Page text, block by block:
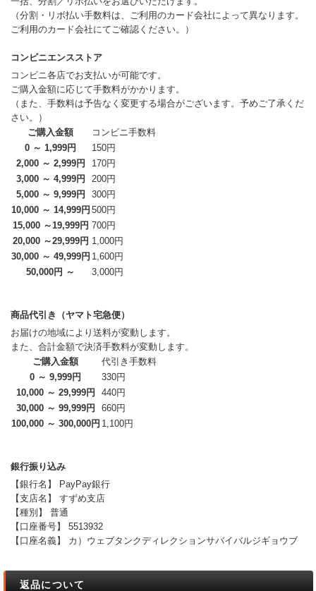
（分割・リボ払い手数料は、ご利用のカード会社によって異なります。
ご利用のカード会社にてご確認ください。）
コンビニエンスストア
コンビニ各店でお支払いが可能です。
ご購入金額に応じて手数料がかかります。
（また、手数料は予告なく変更する場合がございます。予めご了承くだ
さい。）
ご購入金額
コンビニ手数料
0 ～ 1,999円
150円
2,000 ～ 2,999円
170円
3,000 ～ 4,999円
200円
5,000 ～ 9,999円
300円
10,000 ～ 14,999円 500円
15,000 ～19,999円 700円
20,000 ～29,999円 1,000円
30,000 ～ 49,999円 1,600円
50,000円 ～
3,000円
商品代引き（ヤマト宅急便）
お届けの地域により送料が変動します。
また、合計金額で決済手数料が変動します。
ご購入金額
代引き手数料
0 ～ 9,999円
330円
10,000 ～ 29,999円
440円
30,000 ～ 99,999円
660円
100,000 ～ 300,000円 1,100円
銀行振り込み
【銀行名】 PayPay銀行
【支店名】 すずめ支店
【種別】 普通
【口座番号】 5513932
【口座名義】 カ）ウェブタンクディレクションサバイバルジギョウブ
返品について